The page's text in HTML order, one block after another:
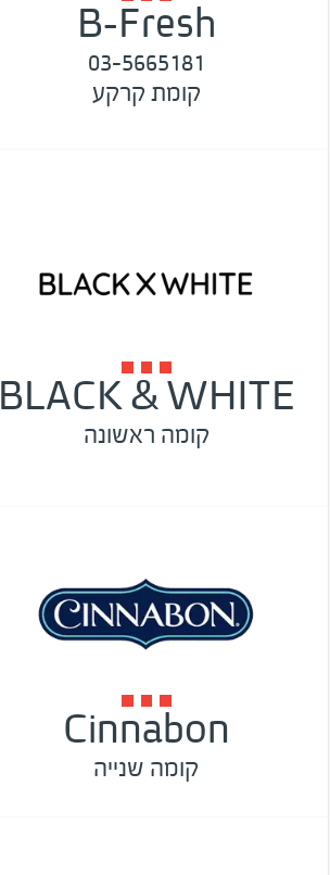
B-Fresh
03-5665181
קומת קרקע
BLACK & WHITE
קומה ראשונה
Cinnabon
קומה שנייה